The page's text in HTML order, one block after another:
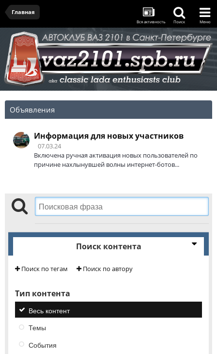
Главная
Вся активность Поиск Меню
Объявления
Информация для новых участников
07.03.24
Включена ручная активация новых пользователей по
причине нахлынувшей волны интернет-ботов...
Поиск контента
Поиск по тегам Поиск по автору
Тип контента
Весь контент
Темы
События